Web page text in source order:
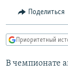
Вернутся
главной
навигации
Вернутся
МНЕНИЯ
IDEL.РЕАЛИИ
Поделиться
Приоритетный
В чемпионате